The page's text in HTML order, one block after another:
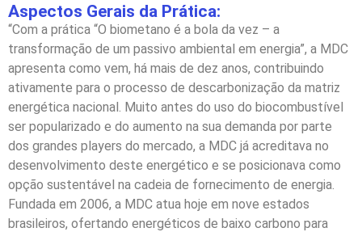
Aspectos Gerais da Prática:
“Com a prática “O biometano é a bola da vez – a
transformação de um passivo ambiental em energia”, a MDC
apresenta como vem, há mais de dez anos, contribuindo
ativamente para o processo de descarbonização da matriz
energética nacional. Muito antes do uso do biocombustível
ser popularizado e do aumento na sua demanda por parte
dos grandes players do mercado, a MDC já acreditava no
desenvolvimento deste energético e se posicionava como
opção sustentável na cadeia de fornecimento de energia.
Fundada em 2006, a MDC atua hoje em nove estados
brasileiros, ofertando energéticos de baixo carbono para